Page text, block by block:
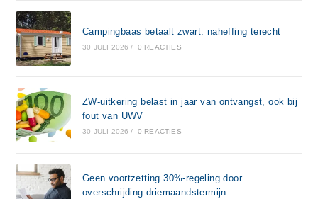
Campingbaas betaalt zwart: naheffing terecht
30 JULI 2026 / 0 REACTIES
ZW-uitkering belast in jaar van ontvangst, ook bij
fout van UWV
30 JULI 2026 / 0 REACTIES
Geen voortzetting 30%-regeling door
overschrijding driemaandstermijn